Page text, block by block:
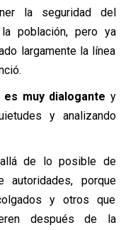
la seguridad del
población, pero ya
largamente la línea
muy dialogante y
y analizando
allá de lo posible de
porque
y otros que
después de la